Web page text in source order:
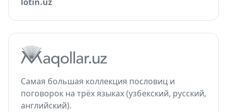
Самая большая коллекция пословиц и
поговорок на трёх языках (узбекский, русский,
английский).